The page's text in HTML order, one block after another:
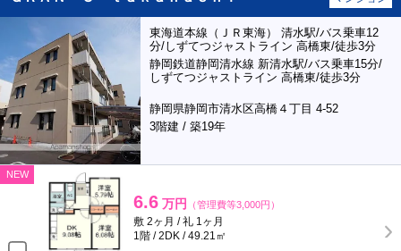
東海道本線（ＪＲ東海） 清水駅/バス乗車12
分/しずてつジャストライン 高橋東/徒歩3分
静岡鉄道静岡清水線 新清水駅/バス乗車15分/
しずてつジャストライン 高橋東/徒歩3分
静岡県静岡市清水区高橋４丁目 4-52
3階建 / 築19年
NEW
6.6 万円 （管理費等3,000円）
敷 2ヶ月 / 礼 1ヶ月
1階 / 2DK / 49.21㎡